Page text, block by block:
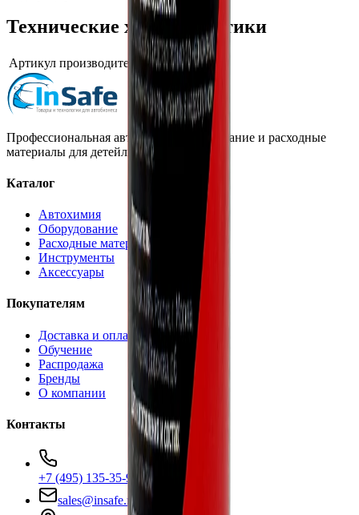
Технические характеристики
Артикул производителя ECO.021.005
Профессиональная автохимия, оборудование и расходные
материалы для детейлинга.
Каталог
Автохимия
Оборудование
Расходные материалы
Инструменты
Аксессуары
Покупателям
Доставка и оплата
Обучение
Распродажа
Бренды
О компании
Контакты
+7 (495) 135-35-99
sales@insafe.ru